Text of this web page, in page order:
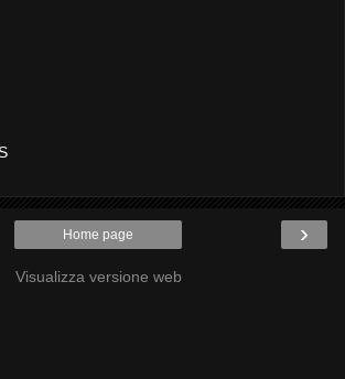
›
Home page
Visualizza versione web